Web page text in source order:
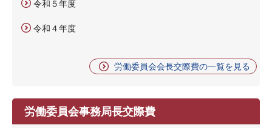
令和５年度
令和４年度
労働委員会会長交際費の一覧を見る
労働委員会事務局長交際費